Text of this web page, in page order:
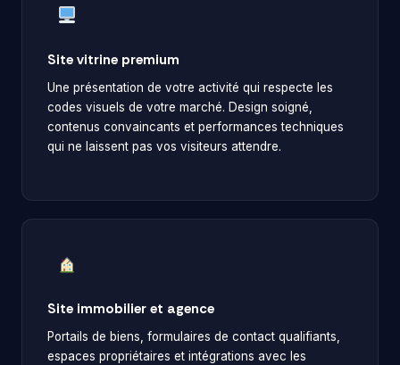
Site vitrine premium
Une présentation de votre activité qui respecte les
codes visuels de votre marché. Design soigné,
contenus convaincants et performances techniques
qui ne laissent pas vos visiteurs attendre.
Site immobilier et agence
Portails de biens, formulaires de contact qualifiants,
espaces propriétaires et intégrations avec les